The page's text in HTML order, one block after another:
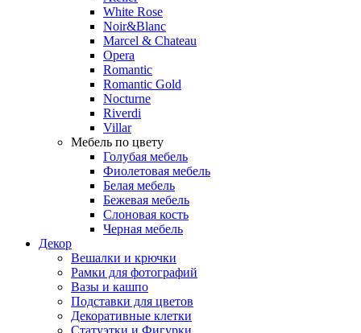
White Rose
Noir&Blanc
Marcel & Chateau
Opera
Romantic
Romantic Gold
Nocturne
Riverdi
Villar
Мебель по цвету
Голубая мебель
Фиолетовая мебель
Белая мебель
Бежевая мебель
Слоновая кость
Черная мебель
Декор
Вешалки и крючки
Рамки для фотографий
Вазы и кашпо
Подставки для цветов
Декоративные клетки
Статуэтки и Фигурки